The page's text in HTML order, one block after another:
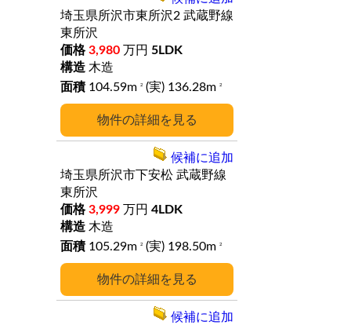
詳細
埼玉県所沢市東所沢2 武蔵野線
東所沢
3,980 万円 5LDK
木造
104.59m
2 (実) 136.28m 2
詳細
埼玉県所沢市下安松 武蔵野線
東所沢
3,999 万円 4LDK
木造
105.29m
2 (実) 198.50m 2
候補に追加
候補に追加